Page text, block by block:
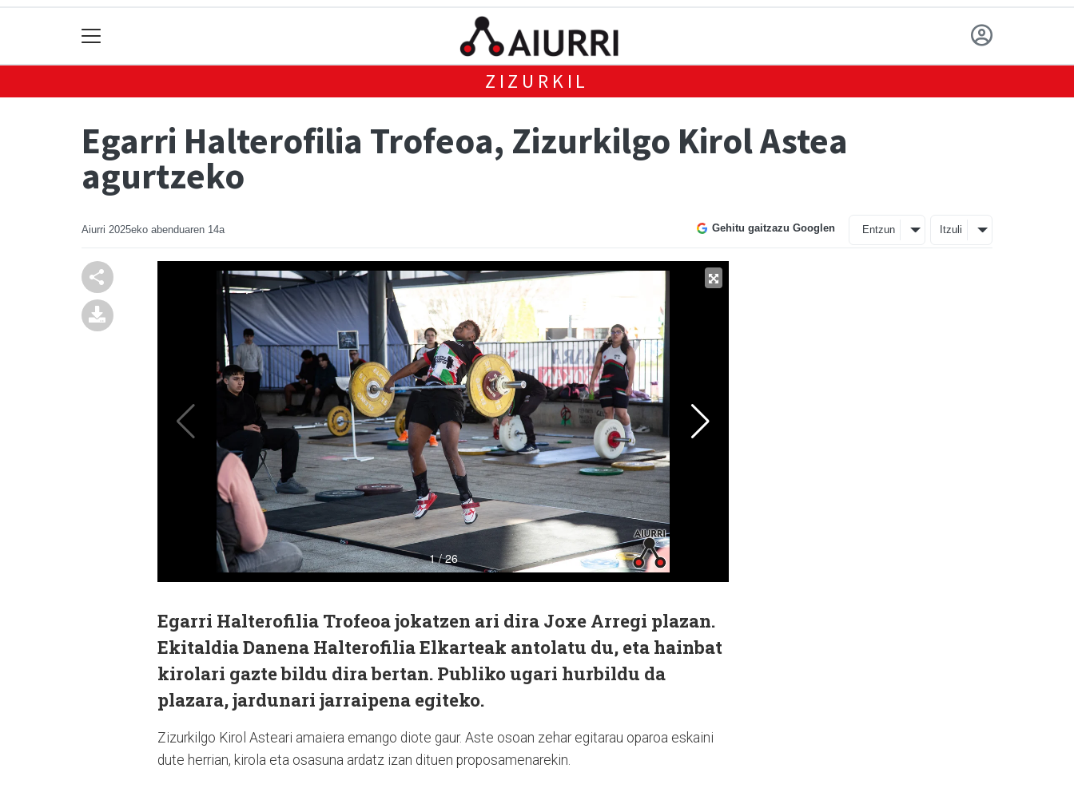
ZIZURKIL
Egarri Halterofilia Trofeoa, Zizurkilgo Kirol Astea
agurtzeko
Aiurri 2025eko abenduaren 14a Gehitu gaitzazu Googlen Entzun Itzuli
Egarri Halterofilia Trofeoa jokatzen ari dira Joxe Arregi plazan.
Ekitaldia Danena Halterofilia Elkarteak antolatu du, eta hainbat
kirolari gazte bildu dira bertan. Publiko ugari hurbildu da
plazara, jardunari jarraipena egiteko.
Zizurkilgo Kirol Asteari amaiera emango diote gaur. Aste osoan zehar egitarau oparoa eskaini
dute herrian, kirola eta osasuna ardatz izan dituen proposamenarekin.